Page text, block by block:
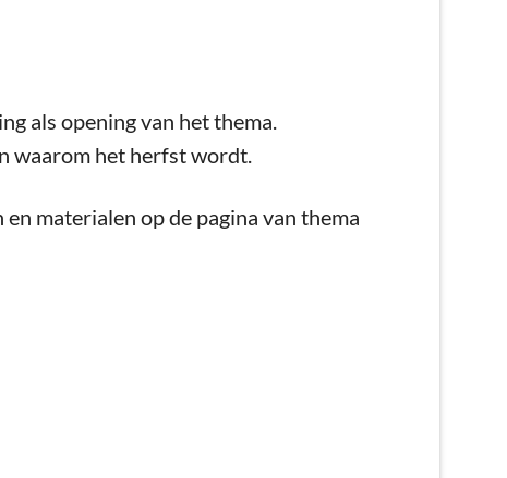
als opening van het thema.
waarom het herfst wordt.
materialen op de pagina van thema